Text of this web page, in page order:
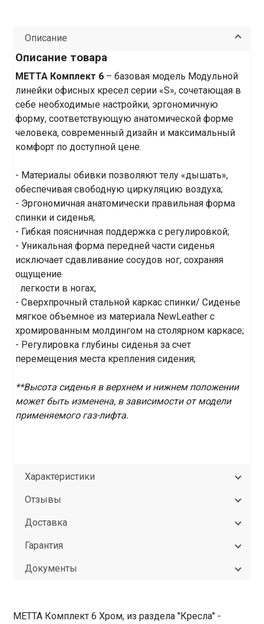
Описание
Описание товара
МЕТТА Комплект 6 – базовая модель Модульной
линейки офисных кресел серии «S», сочетающая в
себе необходимые настройки, эргономичную
форму, соответствующую анатомической форме
человека, современный дизайн и максимальный
комфорт по доступной цене.
- Материалы обивки позволяют телу «дышать»,
обеспечивая свободную циркуляцию воздуха;
- Эргономичная анатомически правильная форма
спинки и сиденья;
- Гибкая поясничная поддержка с регулировкой;
- Уникальная форма передней части сиденья
исключает сдавливание сосудов ног, сохраняя
ощущение
легкости в ногах;
- Сверхпрочный стальной каркас спинки/ Cиденье
мягкое объемное из материала NewLeather с
хромированным молдингом на столярном каркасе;
- Регулировка глубины сиденья за счет
перемещения места крепления сидения;
**Высота сиденья в верхнем и нижнем положении
может быть изменена, в зависимости от модели
применяемого газ-лифта.
Характеристики
Отзывы
Доставка
Гарантия
Документы
МЕТТА Комплект 6 Хром, из раздела "Кресла" -